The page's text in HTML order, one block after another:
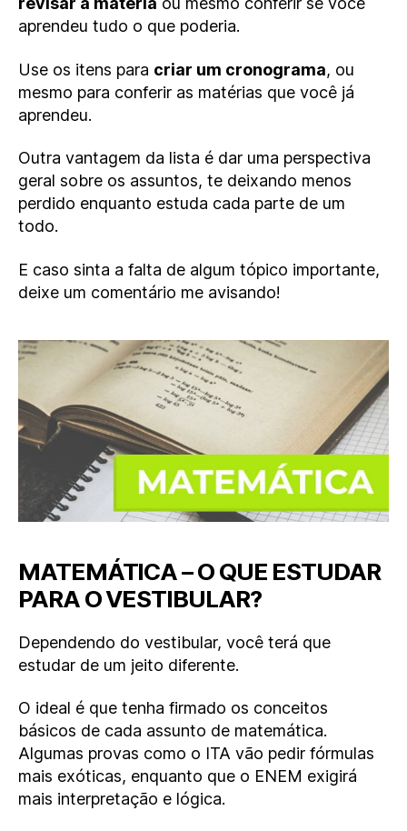
aprendeu tudo o que poderia.
Use os itens para criar um cronograma, ou
mesmo para conferir as matérias que você já
aprendeu.
Outra vantagem da lista é dar uma perspectiva
geral sobre os assuntos, te deixando menos
perdido enquanto estuda cada parte de um
todo.
E caso sinta a falta de algum tópico importante,
deixe um comentário me avisando!
MATEMÁTICA – O QUE ESTUDAR
PARA O VESTIBULAR?
Dependendo do vestibular, você terá que
estudar de um jeito diferente.
O ideal é que tenha firmado os conceitos
básicos de cada assunto de matemática.
Algumas provas como o ITA vão pedir fórmulas
mais exóticas, enquanto que o ENEM exigirá
mais interpretação e lógica.